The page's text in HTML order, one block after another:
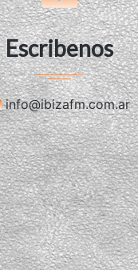
Escribenos
info@ibizafm.com.ar